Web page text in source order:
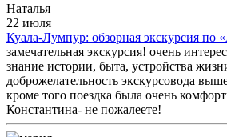
Наталья
22 июля
Куала-Лумпур: обзорная экскурсия по
замечательная экскурсия! очень
знание истории, быта, устройства
доброжелательность экскурсовода
кроме того поездка была очень
Константина- не пожалеете!